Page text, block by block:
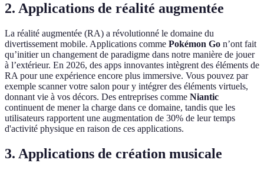
2. Applications de réalité augmentée
La réalité augmentée (RA) a révolutionné le domaine du
divertissement mobile. Applications comme Pokémon Go n’ont fait
qu’initier un changement de paradigme dans notre manière de jouer
à l’extérieur. En 2026, des apps innovantes intègrent des éléments de
RA pour une expérience encore plus immersive. Vous pouvez par
exemple scanner votre salon pour y intégrer des éléments virtuels,
donnant vie à vos décors. Des entreprises comme Niantic
continuent de mener la charge dans ce domaine, tandis que les
utilisateurs rapportent une augmentation de 30% de leur temps
d'activité physique en raison de ces applications.
3. Applications de création musicale